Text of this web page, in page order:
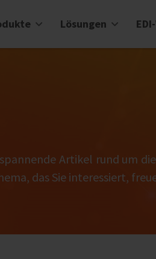
Lösungen
Artikel rund um
das Sie interessiert,